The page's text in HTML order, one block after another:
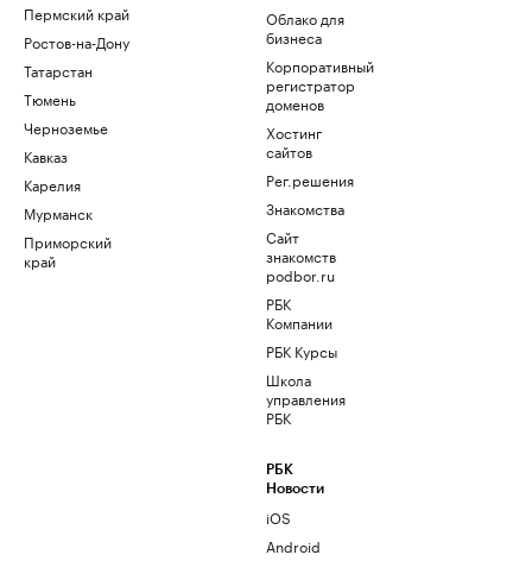
Пермский край
Ростов-на-Дону
Татарстан
Тюмень
Черноземье
Кавказ
Карелия
Мурманск
Приморский
край
Облако для
бизнеса
Корпоративный
регистратор
доменов
Хостинг
сайтов
Рег.решения
Знакомства
Сайт
знакомств
podbor.ru
РБК
Компании
РБК Курсы
Школа
управления
РБК
РБК
Новости
iOS
Android